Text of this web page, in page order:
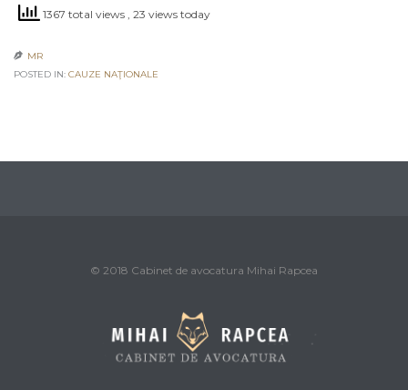
1367 total views , 23 views today
 MR
POSTED IN: CAUZE NAŢIONALE
© 2018 Cabinet de avocatura Mihai Rapcea